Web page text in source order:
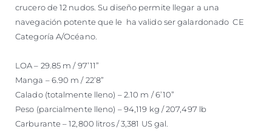
crucero de 12 nudos. Su diseño permite llegar a una
navegación potente que le ha valido ser galardonado CE
Categoría A/Océano.
LOA – 29.85 m / 97’11”
Manga – 6.90 m / 22’8”
Calado (totalmente lleno) – 2.10 m / 6’10”
Peso (parcialmente lleno) – 94,119 kg / 207,497 lb
Carburante – 12,800 litros / 3,381 US gal.